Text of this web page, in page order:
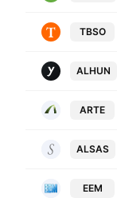
TBSO
ALHUN
ARTE
ALSAS
EEM